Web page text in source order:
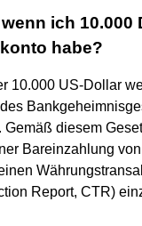
ich 10.000
habe?
10.000 US-Dollar
Gemäß diesem
Bareinzahlung
Report, CTR)